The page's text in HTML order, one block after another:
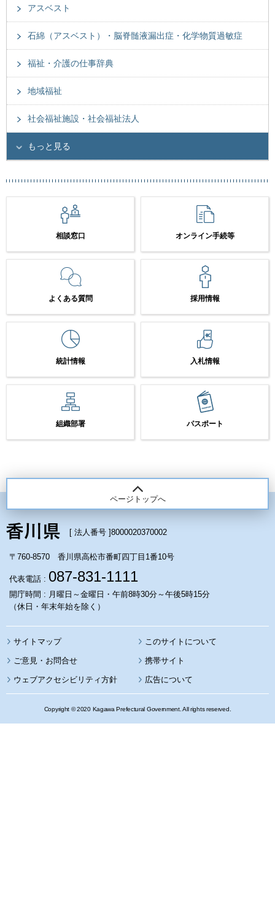
アスベスト
石綿（アスベスト）・脳脊髄液漏出症・化学物質過敏症
福祉・介護の仕事辞典
地域福祉
社会福祉施設・社会福祉法人
もっと見る
相談窓口 オンライン手続等
よくある質問 採用情報
統計情報 入札情報
組織部署 パスポート
ページトップへ
[ 法人番号 ]8000020370002
〒760-8570 香川県高松市番町四丁目1番10号
代表電話 : 087-831-1111
開庁時間 : 月曜日～金曜日・午前8時30分～午後5時15分
（休日・年末年始を除く）
サイトマップ このサイトについて
携帯サイト
ウェブアクセシビリティ方針 広告について
Copyright © 2020 Kagawa Prefectural Government. All rights reserved.